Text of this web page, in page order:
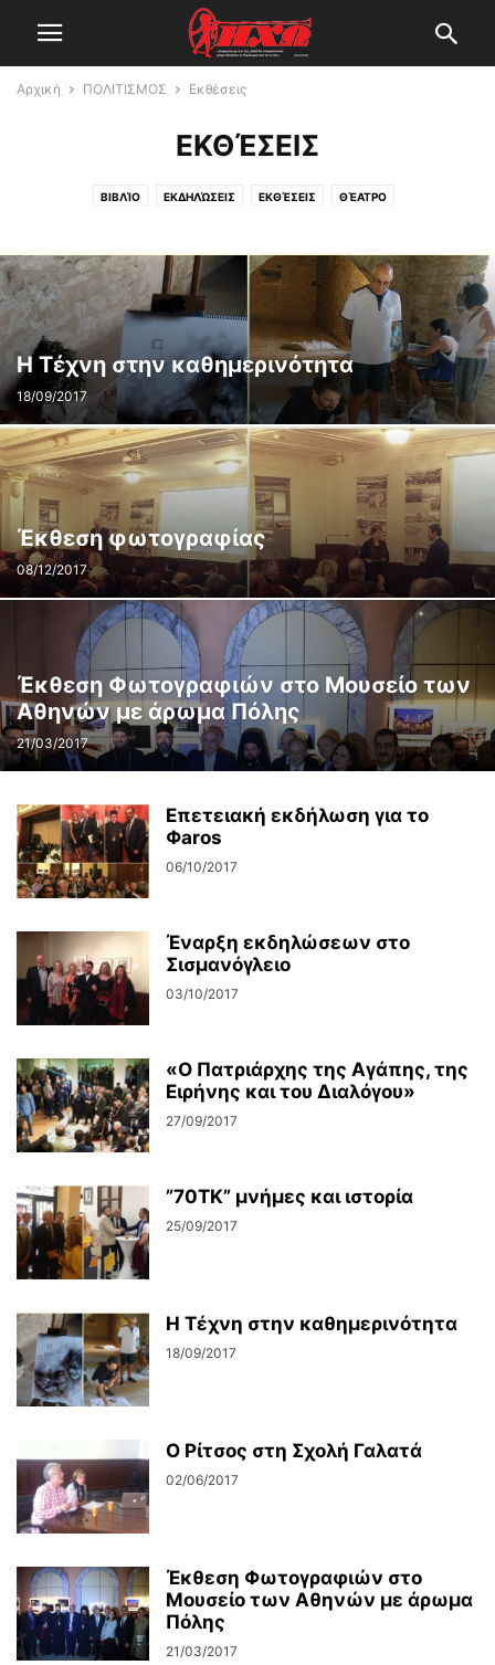
Αρχική ΠΟΛΙΤΙΣΜΟΣ Εκθέσεις
ΕΚΘΈΣΕΙΣ
ΒΙΒΛΊΟ ΕΚΔΗΛΏΣΕΙΣ ΕΚΘΈΣΕΙΣ ΘΈΑΤΡΟ
Η Τέχνη στην καθημερινότητα
18/09/2017
Έκθεση φωτογραφίας
08/12/2017
Έκθεση Φωτογραφιών στο Μουσείο των
Αθηνών με άρωμα Πόλης
21/03/2017
Επετειακή εκδήλωση για το
Φaros
06/10/2017
Έναρξη εκδηλώσεων στο
Σισμανόγλειο
03/10/2017
«Ο Πατριάρχης της Αγάπης, της
Ειρήνης και του Διαλόγου»
27/09/2017
”70ΤΚ” μνήμες και ιστορία
25/09/2017
Η Τέχνη στην καθημερινότητα
18/09/2017
Ο Ρίτσος στη Σχολή Γαλατά
02/06/2017
Έκθεση Φωτογραφιών στο
Μουσείο των Αθηνών με άρωμα
Πόλης
21/03/2017